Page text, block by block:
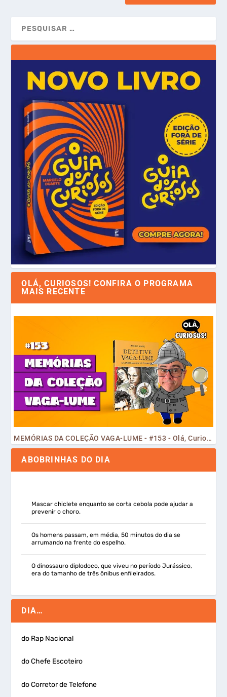
OLÁ, CURIOSOS! CONFIRA O PROGRAMA
MAIS RECENTE
MEMÓRIAS DA COLEÇÃO VAGA-LUME - #153 - Olá, Curiosos! 2023
ABOBRINHAS DO DIA
Mascar chiclete enquanto se corta cebola pode ajudar a
prevenir o choro.
Os homens passam, em média, 50 minutos do dia se
arrumando na frente do espelho.
O dinossauro diplodoco, que viveu no período Jurássico,
era do tamanho de três ônibus enfileirados.
DIA…
do Rap Nacional
do Chefe Escoteiro
do Corretor de Telefone